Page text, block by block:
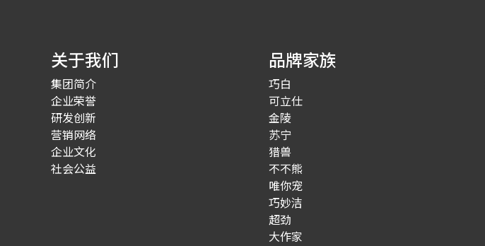
关于我们
集团简介
企业荣誉
研发创新
营销网络
企业文化
社会公益
品牌家族
巧白
可立仕
金陵
苏宁
猎兽
不不熊
唯你宠
巧妙洁
超劲
大作家